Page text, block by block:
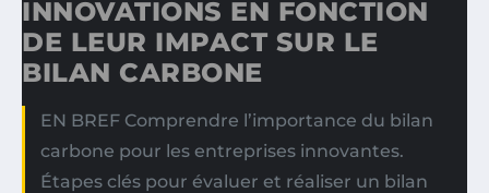
INNOVATIONS EN FONCTION
DE LEUR IMPACT SUR LE
BILAN CARBONE
EN BREF Comprendre l’importance du bilan
carbone pour les entreprises innovantes.
Étapes clés pour évaluer et réaliser un bilan